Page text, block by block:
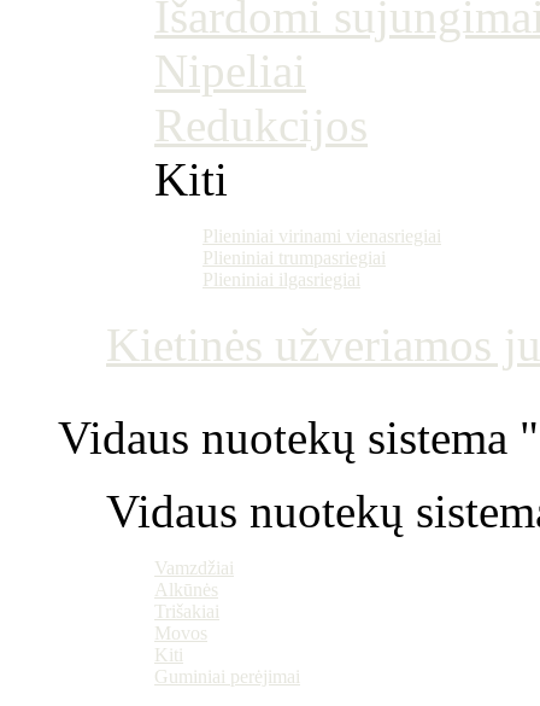
Išardomi
Nipeliai
Redukcijos
Kiti
Plieniniai virinami vienasriegiai
Plieniniai trumpasriegiai
Plieniniai ilgasriegiai
Kietinės
Vidaus nuotekų
Vidaus nuotekų
Vamzdžiai
Alkūnės
Trišakiai
Movos
Kiti
Guminiai perėjimai